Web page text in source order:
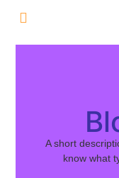
A short
know what